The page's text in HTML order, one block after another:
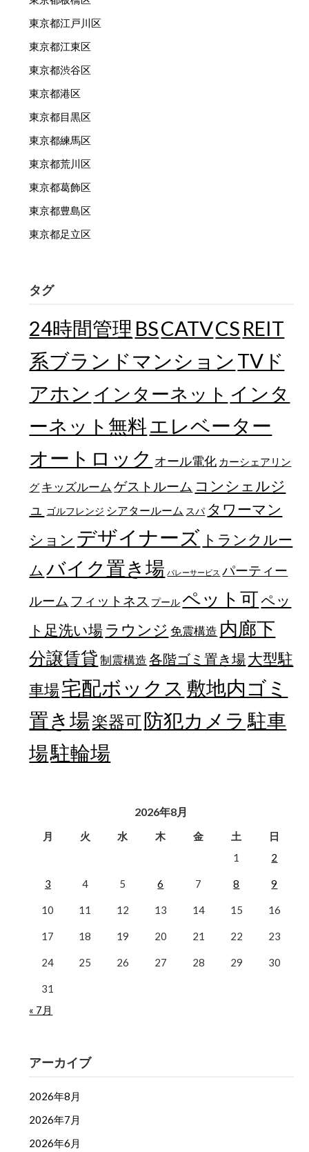
東京都江戸川区
東京都江東区
東京都渋谷区
東京都港区
東京都目黒区
東京都練馬区
東京都荒川区
東京都葛飾区
東京都豊島区
東京都足立区
タグ
24時間管理 BSCATVCS REIT
系ブランドマンション TVド
アホン インターネット インタ
ーネット無料エレベーター
オートロック オール電化 カーシェアリン
グ キッズルーム ゲストルーム コンシェルジ
ュ
ゴルフレンジ シアタールーム スパ タワーマン
ション デザイナーズ トランクルー
ム バイク置き場 バレーサービス パーティー
ルーム フィットネス プール ペット可ペッ
ト足洗い場 ラウンジ 免震構造 内廊下
分譲賃貸 制震構造 各階ゴミ置き場大型駐
車場宅配ボックス 敷地内ゴミ
置き場楽器可防犯カメラ 駐車
場駐輪場
2026年8月
月 火 水 木 金 土
日
1
2
3 4 5 6 7 8 9
10 11 12 13 14 15 16
17 18 19 20 21 22 23
24 25 26 27 28 29 30
31
« 7月
アーカイブ
2026年8月
2026年7月
2026年6月